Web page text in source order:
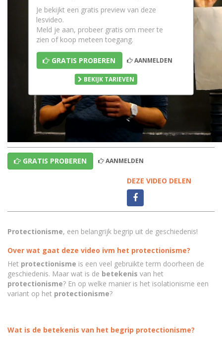
Je bekijkt een gratis preview van deze
lesvideo.
Meld je aan, probeer gratis om meer te
zien of koop meteen toegang.
GRATIS PROBEREN AANMELDEN
BEKIJK TARIEVEN
GRATIS PROBEREN AANMELDEN
DEZE VIDEO DELEN
Protectionisme, een belangrijk begrip uit de geschiedenis!
Over wat gaat deze video ivm het protectionisme?
Het protectionisme is een veel gebruikte term doorheen de
geschiedenis. Maar wat is de betekenis van het
protectionisme? En op welke manier is het isolationisme een
variant op het protectionisme?
Wat is de betekenis van het begrip protectionisme?